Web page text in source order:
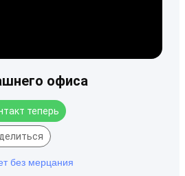
офиса
теперь
без мерцания